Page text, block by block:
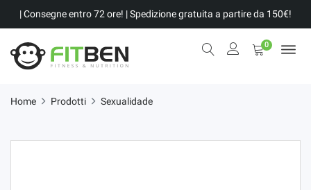
| Consegne entro 72 ore! | Spedizione gratuita a partire da 150€!
0
Home Prodotti Sexualidade